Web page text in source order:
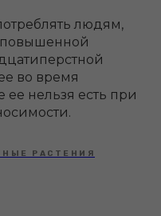
людям,
повышенной
во время
ее нельзя есть при
РАСТЕНИЯ